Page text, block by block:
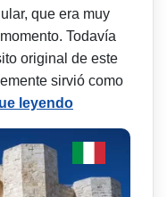
que era muy
Todavía
original de este
sirvió como
leyendo